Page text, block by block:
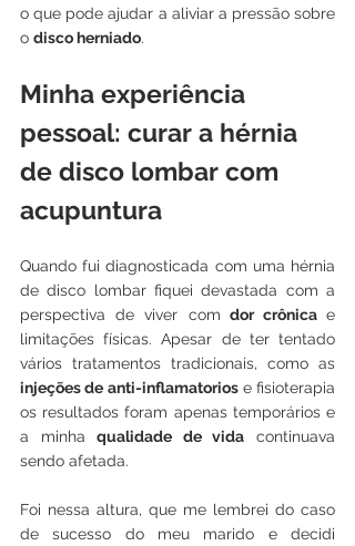
o que pode ajudar a aliviar a pressão sobre
o disco herniado.
Minha experiência
pessoal: curar a hérnia
de disco lombar com
acupuntura
Quando fui diagnosticada com uma hérnia
de disco lombar fiquei devastada com a
perspectiva de viver com dor crônica e
limitações físicas. Apesar de ter tentado
injeções de anti-inflamatorios e fisioterapia
os resultados foram apenas temporários e
a minha qualidade de vida continuava
sendo afetada.
Foi nessa altura, que me lembrei do caso
de sucesso do meu marido e decidi